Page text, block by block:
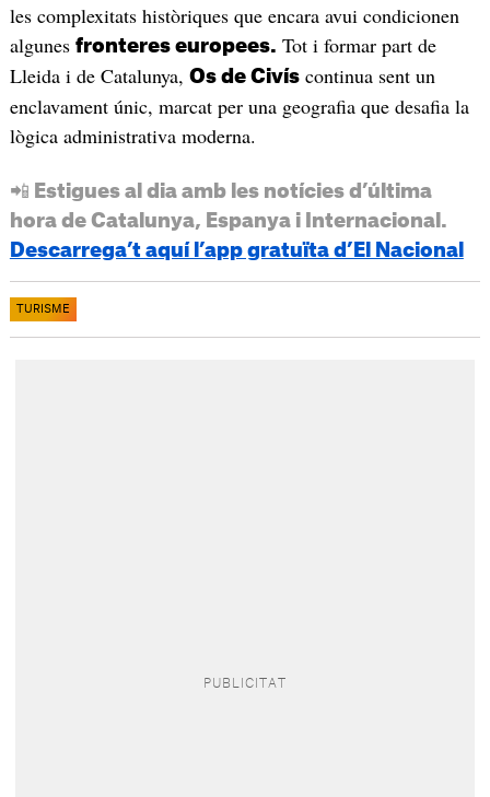
les complexitats històriques que encara avui condicionen
algunes fronteres europees. Tot i formar part de
Lleida i de Catalunya, Os de Civíscontinua sent un
enclavament únic, marcat per una geografia que desafia la
lògica administrativa moderna.
📲 Estigues al dia amb les notícies d’última
hora de Catalunya, Espanya i Internacional.
Descarrega’t aquí l’app gratuïta d’El Nacional
TURISME